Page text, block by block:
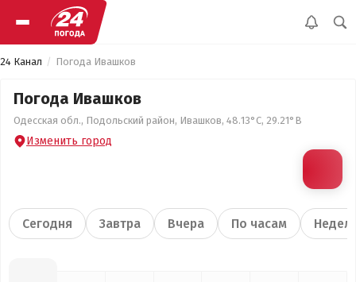
24 Канал Погода Ивашков
Погода Ивашков
Одесская обл., Подольский район, Ивашков, 48.13°С, 29.21°В
Изменить город
Сегодня Завтра Вчера По часам